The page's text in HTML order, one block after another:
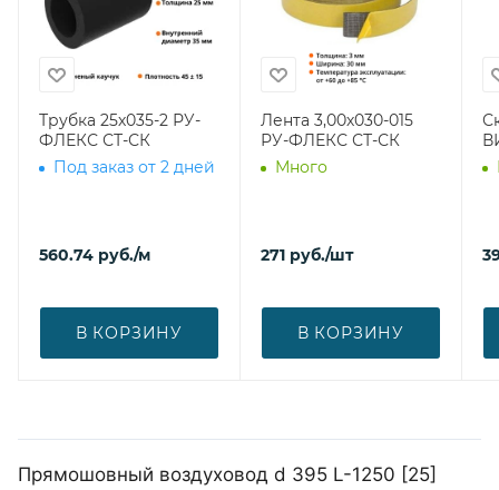
Трубка 25х035-2 РУ-
ФЛЕКС СТ-СК
Под заказ от 2 дней
560.74 руб./м
В КОРЗИНУ
Лента 3,00х030-015
РУ-ФЛЕКС СТ-СК
Много
271 руб./шт
В КОРЗИНУ
Прямошовный воздуховод d 395 L-1250 [25]